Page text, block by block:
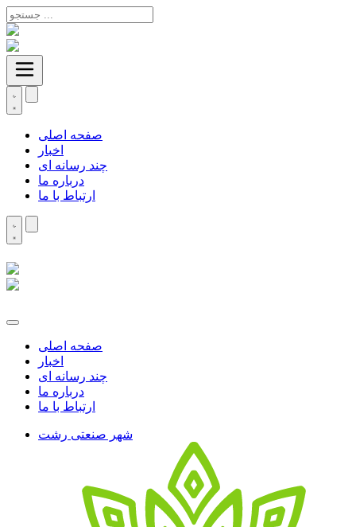
صفحه اصلی
اخبار
چند رسانه ای
درباره ما
ارتباط با ما
صفحه اصلی
اخبار
چند رسانه ای
درباره ما
ارتباط با ما
شهر صنعتی رشت